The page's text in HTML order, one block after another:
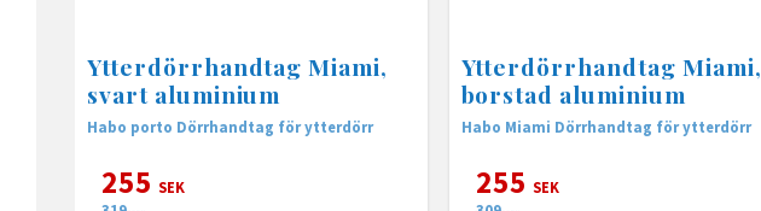
Ytterdörrhandtag Miami,
svart aluminium
Habo porto Dörrhandtag för ytterdörr
255 SEK
Ytterdörrhandtag Miami,
borstad aluminium
Habo Miami Dörrhandtag för ytterdörr
255 SEK